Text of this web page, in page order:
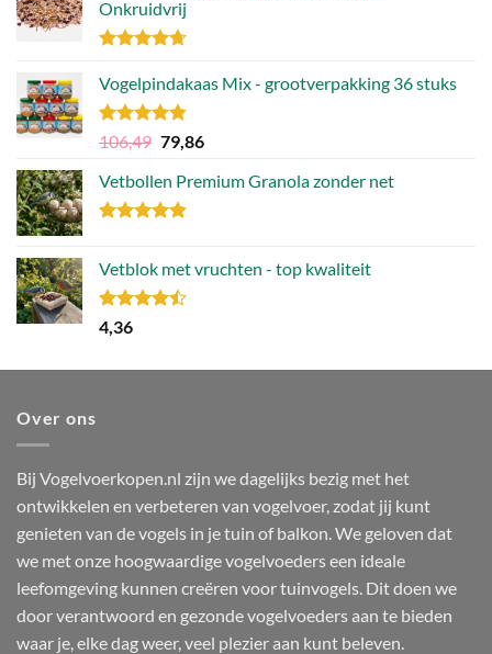
Onkruidvrij
4.71uit 5
Vogelpindakaas Mix - grootverpakking 36 stuks
Gewaardeerd
uit 5
106,49 Oorspronkelijke
was:
106,49.
79,86Huidige
is:
Vetbollen Premium Granola zonder net
Vetblok met vruchten - top kwaliteit
Gewaardeerd
4.44
4,36
Over ons
Bij Vogelvoerkopen.nl zijn we dagelijks bezig met het
ontwikkelen en verbeteren van vogelvoer, zodat jij kunt
genieten van de vogels in je tuin of balkon. We geloven dat
we met onze hoogwaardige vogelvoeders een ideale
leefomgeving kunnen creëren voor tuinvogels. Dit doen we
door verantwoord en gezonde vogelvoeders aan te bieden
waar je, elke dag weer, veel plezier aan kunt beleven.